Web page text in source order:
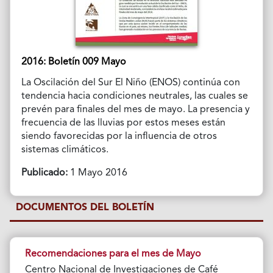
2016: Boletín 009 Mayo
La Oscilación del Sur El Niño (ENOS) continúa con
tendencia hacia condiciones neutrales, las cuales se
prevén para finales del mes de mayo. La presencia y
frecuencia de las lluvias por estos meses están
siendo favorecidas por la influencia de otros
sistemas climáticos.
Publicado:1 Mayo 2016
DOCUMENTOS DEL BOLETÍN
Recomendaciones para el mes de Mayo
Centro Nacional de Investigaciones de Café